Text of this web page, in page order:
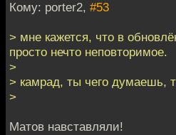
Кому: porter2, #53
> мне кажется, что в
просто нечто неповторимое.
>
> камрад, ты чего думаешь,
>
Матов навставляли!